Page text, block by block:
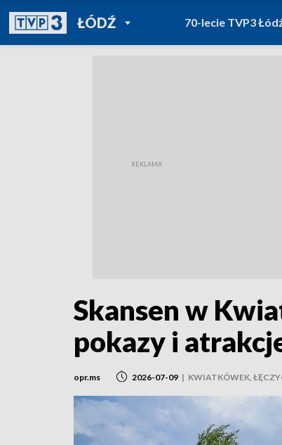
ŁÓDŹPOWRÓT DO
TVP REGIONY
70-lecie TVP3
Skansen w
pokazy i
opr.ms 2026-07-09 | KWIATKÓWEK,